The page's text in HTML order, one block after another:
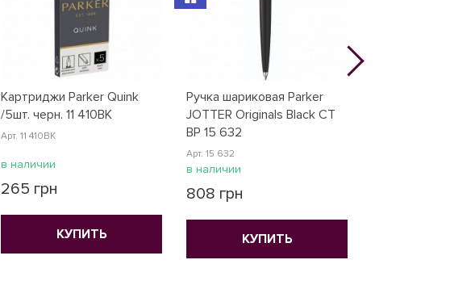
Картриджи Parker Quink
/5шт. черн. 11 410BK
Арт. 11 410BK
в наличии
265 грн
КУПИТЬ
Ручка шариковая Parker
JOTTER Originals Black CT
BP 15 632
Арт. 15 632
в наличии
808 грн
КУПИТЬ